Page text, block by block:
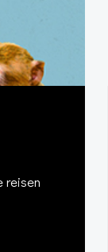
reisen